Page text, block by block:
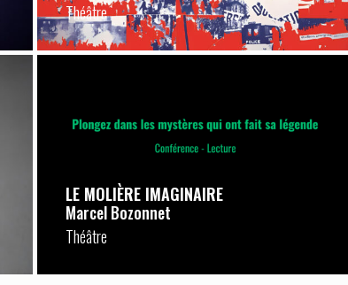
Théâtre
LE MOLIÈRE IMAGINAIRE
Marcel Bozonnet
Théâtre